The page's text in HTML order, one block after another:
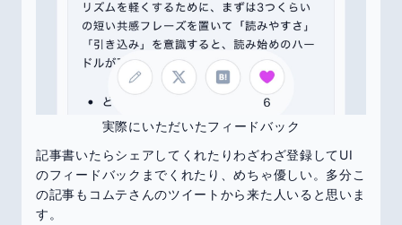
実際にいただいたフィードバック
記事書いたらシェアしてくれたりわざわざ登録してUI
のフィードバックまでくれたり、めちゃ優しい。多分こ
の記事もコムテさんのツイートから来た人いると思いま
す。